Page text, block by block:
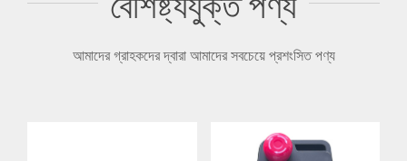
আমাদের গ্রাহকদের দ্বারা আমাদের সবচেয়ে প্রশংসিত পণ্য
রিমোট কন্ট্রোল DH01R-
LE
হ্যান্ডহুইল UWGP